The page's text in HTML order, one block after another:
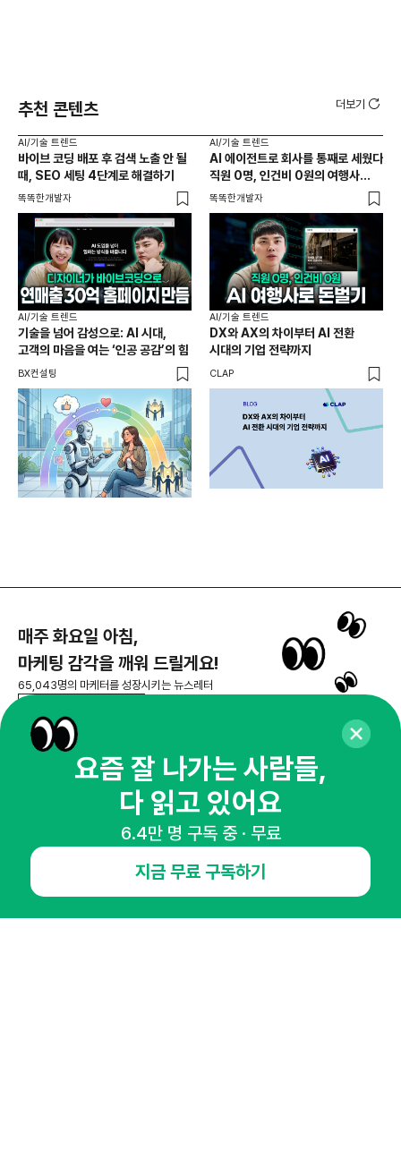
추천 콘텐츠 더보기
AI/기술 트렌드
바이브 코딩 배포 후 검색 노출 안 될
때, SEO 세팅 4단계로 해결하기
똑똑한개발자
AI/기술 트렌드
AI 에이전트로 회사를 통째로 세웠다
직원 0명, 인건비 0원의 여행사
제작기
똑똑한개발자
AI/기술 트렌드
기술을 넘어 감성으로: AI 시대,
고객의 마음을 여는 ‘인공 공감’의 힘
BX컨설팅
AI/기술 트렌드
DX와 AX의 차이부터 AI 전환
시대의 기업 전략까지
CLAP
매주 화요일 아침,
마케팅 감각을 깨워 드릴게요!
65,043명의 마케터를 성장시키는 뉴스레터
오픈애즈란 공지사항 제휴문의
인사이터 신청
뉴스레터
요즘 잘 나가는 사람들,
다 읽고 있어요
6.4만 명 구독 중 · 무료
지금 무료 구독하기